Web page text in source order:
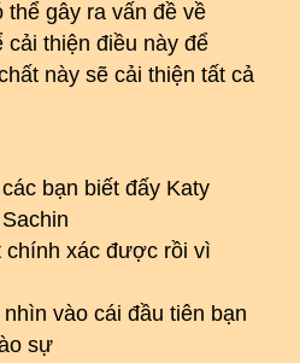
thể gây ra vấn đề về
cải thiện điều này để
này sẽ cải thiện tất cả
bạn biết đấy Katy
chính xác được rồi vì
vào cái đầu tiên bạn
sự